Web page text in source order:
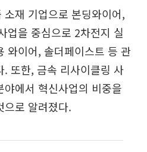
재 기업으로 본딩와이어,
업을 중심으로 2차전지 실
와이어, 솔더페이스트 등 관
. 또한, 금속 리사이클링 사
에서 혁신사업의 비중을
으로 알려졌다.